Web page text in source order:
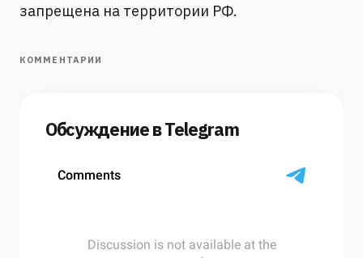
запрещена на территории РФ.
КОММЕНТАРИИ
Обсуждение в Telegram